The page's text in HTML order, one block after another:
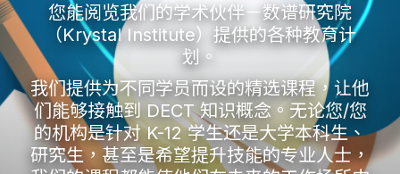
您能阅览我们的学术伙伴－数谱研究院
（Krystal Institute）提供的各种教育计
划。
我们提供为不同学员而设的精选课程，让他
们能够接触到 DECT 知识概念。无论您/您
的机构是针对 K-12 学生还是大学本科生、
研究生，甚至是希望提升技能的专业人士，